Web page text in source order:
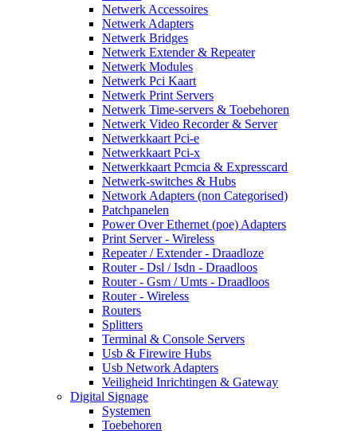
Netwerk Accessoires
Netwerk Adapters
Netwerk Bridges
Netwerk Extender & Repeater
Netwerk Modules
Netwerk Pci Kaart
Netwerk Print Servers
Netwerk Time-servers & Toebehoren
Netwerk Video Recorder & Server
Netwerkkaart Pci-e
Netwerkkaart Pci-x
Netwerkkaart Pcmcia & Expresscard
Netwerk-switches & Hubs
Network Adapters (non Categorised)
Patchpanelen
Power Over Ethernet (poe) Adapters
Print Server - Wireless
Repeater / Extender - Draadloze
Router - Dsl / Isdn - Draadloos
Router - Gsm / Umts - Draadloos
Router - Wireless
Routers
Splitters
Terminal & Console Servers
Usb & Firewire Hubs
Usb Network Adapters
Veiligheid Inrichtingen & Gateway
Digital Signage
Systemen
Toebehoren